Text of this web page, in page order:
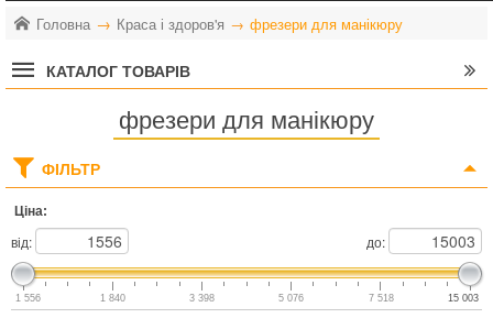
Головна Краса і здоров'я фрезери для манікюру
КАТАЛОГ ТОВАРІВ
фрезери для манікюру
ФІЛЬТР
Ціна:
від: до:
1 556 1 840 3 398 5 076 7 518 15 003